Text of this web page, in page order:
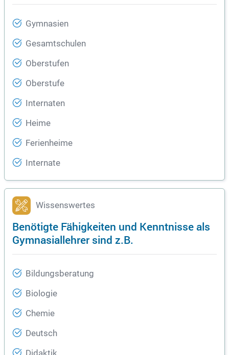
Gymnasien
Gesamtschulen
Oberstufen
Oberstufe
Internaten
Heime
Ferienheime
Internate
Wissenswertes
Benötigte Fähigkeiten und Kenntnisse als
Gymnasiallehrer sind z.B.
Bildungsberatung
Biologie
Chemie
Deutsch